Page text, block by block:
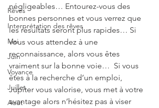
Rêves
Interprétation des rêves
Mai
Juin
Voyance
Juillet
Août
négligeables… Entourez-vous des
bonnes personnes et vous verrez que
les résultats seront plus rapides… Si
vous vous attendez à une
reconnaissance, alors vous êtes
vraiment sur la bonne voie…  Si vous
êtes à la recherche d’un emploi,
Jupiter vous valorise, vous met à votre
avantage alors n’hésitez pas à viser